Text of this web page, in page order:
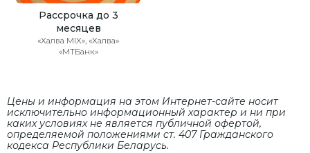
Рассрочка до 3
месяцев
«Халва MIX», «Халва»
«МТБанк»
Цены и информация на этом Интернет-сайте носит
исключительно информационный характер и ни при
каких условиях не является публичной офертой,
определяемой положениями cт. 407 Гражданского
кодекса Республики Беларусь.